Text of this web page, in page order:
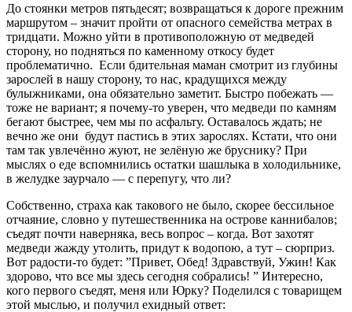
До стоянки метров пятьдесят; возвращаться к дороге прежним
маршрутом – значит пройти от опасного семейства метрах в
тридцати. Можно уйти в противоположную от медведей
сторону, но подняться по каменному откосу будет
проблематично. Если бдительная маман смотрит из глубины
зарослей в нашу сторону, то нас, крадущихся между
булыжниками, она обязательно заметит. Быстро побежать —
тоже не вариант; я почему-то уверен, что медведи по камням
бегают быстрее, чем мы по асфальту. Оставалось ждать; не
вечно же они будут пастись в этих зарослях. Кстати, что они
там так увлечённо жуют, не зелёную же бруснику? При
мыслях о еде вспомнились остатки шашлыка в холодильнике,
в желудке заурчало — с перепугу, что ли?
Собственно, страха как такового не было, скорее бессильное
отчаяние, словно у путешественника на острове каннибалов;
съедят почти наверняка, весь вопрос – когда. Вот захотят
медведи жажду утолить, придут к водопою, а тут – сюрприз.
Вот радости-то будет: ”Привет, Обед! Здравствуй, Ужин! Как
здорово, что все мы здесь сегодня собрались! ” Интересно,
кого первого съедят, меня или Юрку? Поделился с товарищем
этой мыслью, и получил ехидный ответ: